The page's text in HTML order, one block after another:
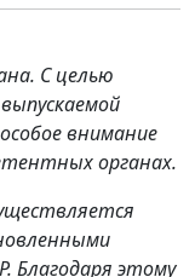
С целью
внимание
органах.
Благодаря этому